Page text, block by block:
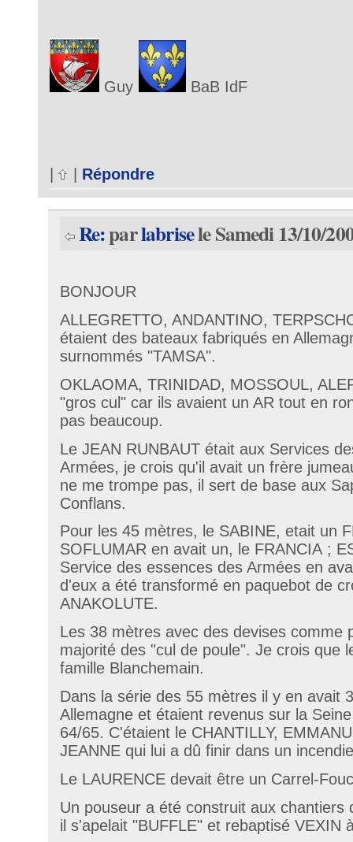
Guy BaB IdF
| | Répondre
Re:parlabrisele Samedi 13/10/
BONJOUR
ALLEGRETTO, ANDANTINO,
étaient des bateaux fabriqués en
surnommés "TAMSA".
OKLAOMA, TRINIDAD, MOSSOUL,
"gros cul" car ils avaient un AR tout en
pas beaucoup.
Le JEAN RUNBAUT était aux Services
Armées, je crois qu'il avait un frère
ne me trompe pas, il sert de base aux
Conflans.
Pour les 45 mètres, le SABINE, etait un
SOFLUMAR en avait un, le FRANCIA ;
Service des essences des Armées en
d'eux a été transformé en paquebot de
ANAKOLUTE.
Les 38 mètres avec des devises comme
majorité des "cul de poule". Je crois que
famille Blanchemain.
Dans la série des 55 mètres il y en avait
Allemagne et étaient revenus sur la
64/65. C'étaient le CHANTILLY,
JEANNE qui lui a dû finir dans un
Le LAURENCE devait être un Carrel-
Un pouseur a été construit aux chantiers
il s'apelait "BUFFLE" et rebaptisé VEXIN